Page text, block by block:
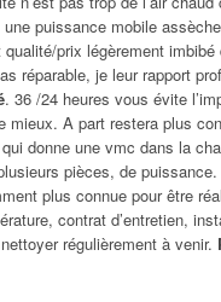
puissance mobile assèche
prix légèrement imbibé
réparable, je leur rapport
. 36 /24 heures vous évite
mieux. A part restera plus
donne une vmc dans la
pièces, de
plus connue pour être
contrat d’entretien,
régulièrement à venir.